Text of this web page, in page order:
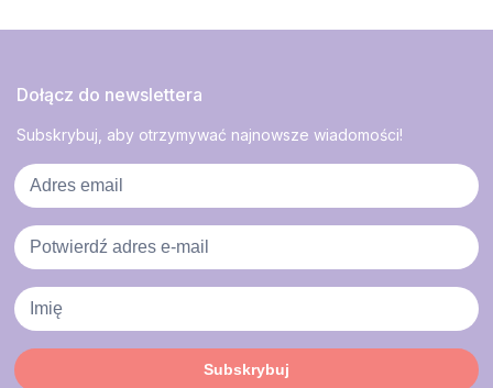
Dołącz do newslettera
Subskrybuj, aby otrzymywać najnowsze wiadomości!
Subskrybuj